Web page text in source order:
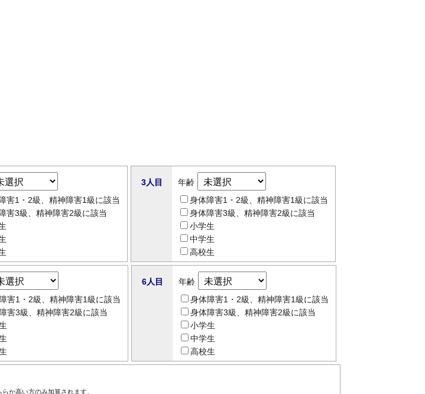
害1・2級、精神障害1級に該当
害3級、精神障害2級に該当
3人目
年齢
身体障害1・2級、精神障害1級に該当
身体障害3級、精神障害2級に該当
小学生
中学生
高校生
害1・2級、精神障害1級に該当
害3級、精神障害2級に該当
6人目
年齢
身体障害1・2級、精神障害1級に該当
身体障害3級、精神障害2級に該当
小学生
中学生
高校生
か高い方のみ加算されます。